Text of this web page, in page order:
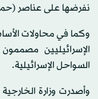
نفرضها على عناصر
وكما في محاولات
الإسرائيليين
السواحل الإسرائيلية.
وأصدرت وزارة